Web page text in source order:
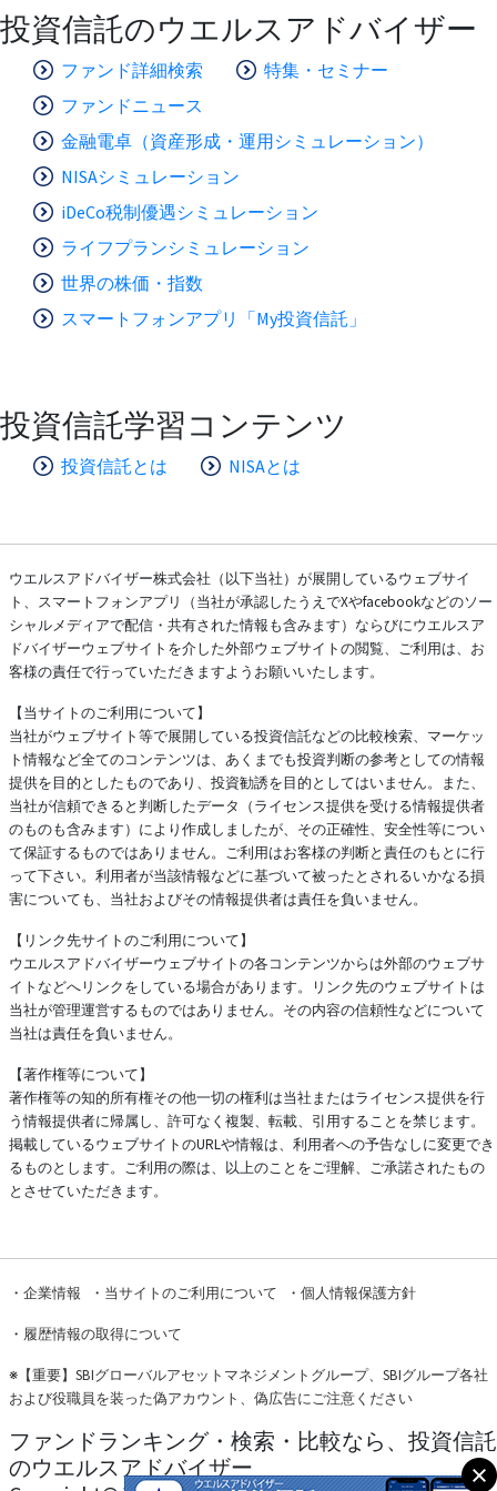
投資信託のウエルスアドバイザー
ファンド詳細検索
特集・セミナー
ファンドニュース
金融電卓（資産形成・運用シミュレーション）
NISAシミュレーション
iDeCo税制優遇シミュレーション
ライフプランシミュレーション
世界の株価・指数
スマートフォンアプリ「My投資信託」
投資信託学習コンテンツ
投資信託とは NISAとは
ウエルスアドバイザー株式会社（以下当社）が展開しているウェブサイ
ト、スマートフォンアプリ（当社が承認したうえでXやfacebookなどのソー
シャルメディアで配信・共有された情報も含みます）ならびにウエルスア
ドバイザーウェブサイトを介した外部ウェブサイトの閲覧、ご利用は、お
客様の責任で行っていただきますようお願いいたします。
【当サイトのご利用について】
当社がウェブサイト等で展開している投資信託などの比較検索、マーケッ
ト情報など全てのコンテンツは、あくまでも投資判断の参考としての情報
提供を目的としたものであり、投資勧誘を目的としてはいません。また、
当社が信頼できると判断したデータ（ライセンス提供を受ける情報提供者
のものも含みます）により作成しましたが、その正確性、安全性等につい
て保証するものではありません。ご利用はお客様の判断と責任のもとに行
って下さい。利用者が当該情報などに基づいて被ったとされるいかなる損
害についても、当社およびその情報提供者は責任を負いません。
【リンク先サイトのご利用について】
ウエルスアドバイザーウェブサイトの各コンテンツからは外部のウェブサ
イトなどへリンクをしている場合があります。リンク先のウェブサイトは
当社が管理運営するものではありません。その内容の信頼性などについて
当社は責任を負いません。
【著作権等について】
著作権等の知的所有権その他一切の権利は当社またはライセンス提供を行
う情報提供者に帰属し、許可なく複製、転載、引用することを禁じます。
掲載しているウェブサイトのURLや情報は、利用者への予告なしに変更でき
るものとします。ご利用の際は、以上のことをご理解、ご承諾されたもの
とさせていただきます。
・ 企業情報 ・ 当サイトのご利用について ・ 個人情報保護方針
・ 履歴情報の取得について
※ 【重要】SBIグローバルアセットマネジメントグループ、SBIグループ各社
および役職員を装った偽アカウント、偽広告にご注意ください
ファンドランキング・検索・比較なら、投資信託
のウエルスアドバイザー